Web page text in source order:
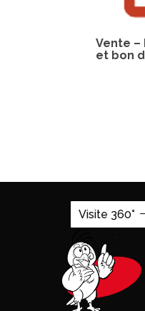
Vente –
et bon
Visite 360°